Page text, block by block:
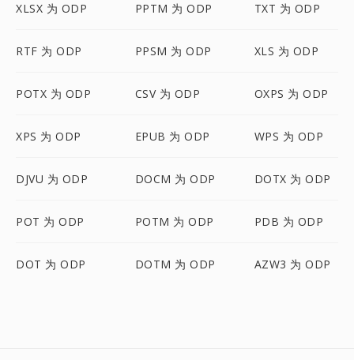
XLSX 为 ODP PPTM 为 ODP TXT 为 ODP
RTF 为 ODP PPSM 为 ODP XLS 为 ODP
POTX 为 ODP CSV 为 ODP OXPS 为 ODP
XPS 为 ODP EPUB 为 ODP WPS 为 ODP
DJVU 为 ODP DOCM 为 ODP DOTX 为 ODP
POT 为 ODP POTM 为 ODP PDB 为 ODP
DOT 为 ODP DOTM 为 ODP AZW3 为 ODP